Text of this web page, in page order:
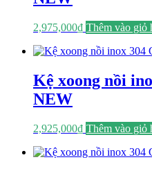
2,975,000₫ Thêm vào giỏ
Kệ xoong nồi
NEW
2,925,000₫ Thêm vào giỏ